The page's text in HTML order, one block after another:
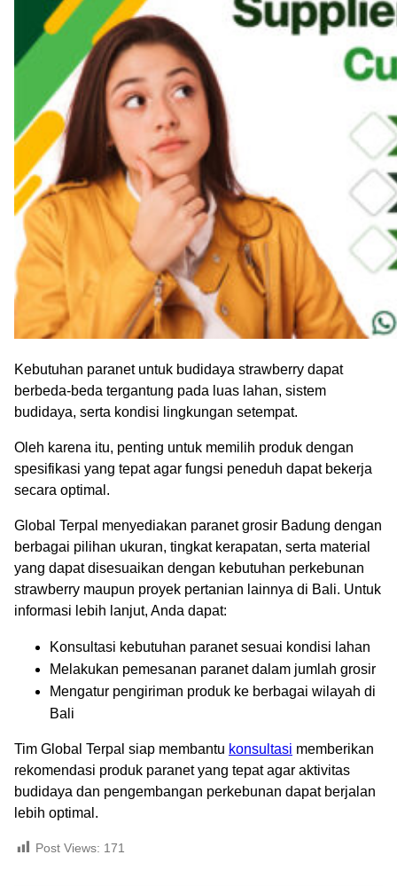
Kebutuhan paranet untuk budidaya strawberry dapat
berbeda-beda tergantung pada luas lahan, sistem
budidaya, serta kondisi lingkungan setempat.
Oleh karena itu, penting untuk memilih produk dengan
spesifikasi yang tepat agar fungsi peneduh dapat bekerja
secara optimal.
Global Terpal menyediakan paranet grosir Badung dengan
berbagai pilihan ukuran, tingkat kerapatan, serta material
yang dapat disesuaikan dengan kebutuhan perkebunan
strawberry maupun proyek pertanian lainnya di Bali. Untuk
informasi lebih lanjut, Anda dapat:
Konsultasi kebutuhan paranet sesuai kondisi lahan
Melakukan pemesanan paranet dalam jumlah grosir
Mengatur pengiriman produk ke berbagai wilayah di
Bali
Tim Global Terpal siap membantu konsultasi memberikan
rekomendasi produk paranet yang tepat agar aktivitas
budidaya dan pengembangan perkebunan dapat berjalan
lebih optimal.
Post Views: 171